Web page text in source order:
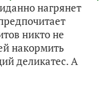
нагрянет
никто не
накормить
деликатес. А